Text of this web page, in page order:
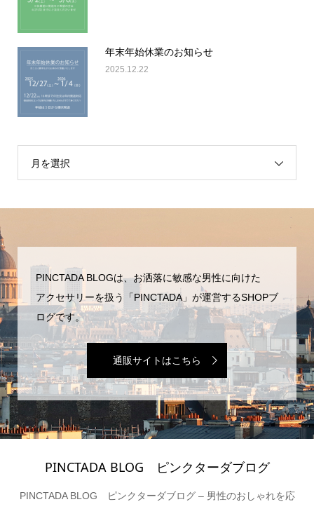
年末年始休業のお知らせ
2025.12.22
月を選択
PINCTADA BLOGは、お洒落に敏感な男性に向けた
アクセサリーを扱う「PINCTADA」が運営するSHOPブ
ログです。
通販サイトはこちら
PINCTADA BLOG ピンクターダブログ
PINCTADA BLOG ピンクターダブログ – 男性のおしゃれを応